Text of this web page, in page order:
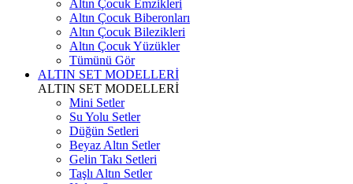
Altın Çocuk Emzikleri
Altın Çocuk Biberonları
Altın Çocuk Bilezikleri
Altın Çocuk Yüzükler
Tümünü Gör
ALTIN SET MODELLERİ
ALTIN SET MODELLERİ
Mini Setler
Su Yolu Setler
Düğün Setleri
Beyaz Altın Setler
Gelin Takı Setleri
Taşlı Altın Setler